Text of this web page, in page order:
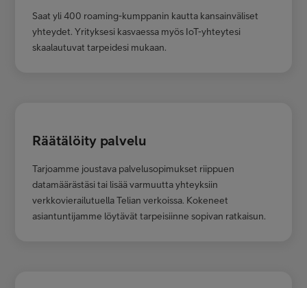
Saat yli 400 roaming-kumppanin kautta kansainväliset
yhteydet. Yrityksesi kasvaessa myös IoT-yhteytesi
skaalautuvat tarpeidesi mukaan.
Räätälöity palvelu
Tarjoamme joustava palvelusopimukset riippuen
datamäärästäsi tai lisää varmuutta yhteyksiin
verkkovierailutuella Telian verkoissa. Kokeneet
asiantuntijamme löytävät tarpeisiinne sopivan ratkaisun.